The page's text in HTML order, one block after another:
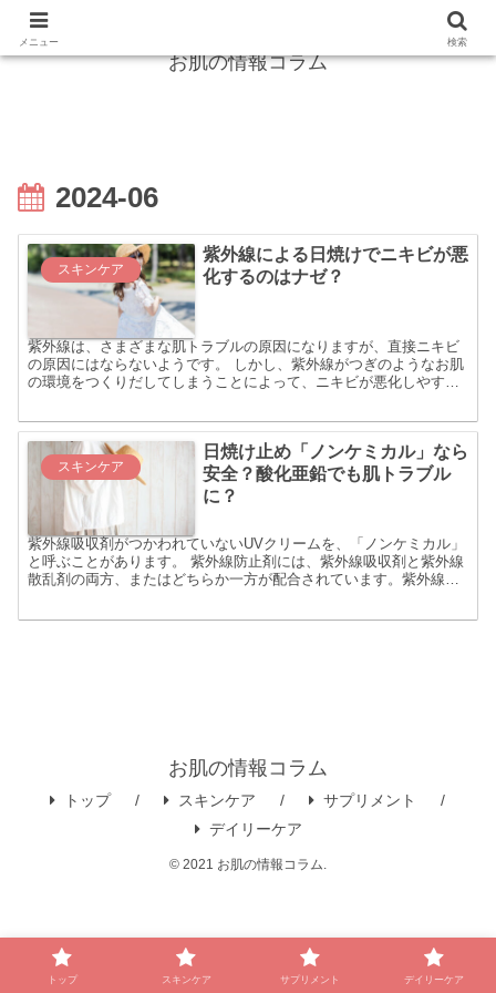
お肌の情報コラム
2024-06
スキンケア
紫外線による日焼けでニキビが悪
化するのはナゼ？
紫外線は、さまざまな肌トラブルの原因になりますが、直接ニキビ
の原因にはならないようです。 しかし、紫外線がつぎのようなお肌
の環境をつくりだしてしまうことによって、ニキビが悪化しやすく
スキンケア
日焼け止め「ノンケミカル」なら
安全？酸化亜鉛でも肌トラブル
に？
紫外線吸収剤がつかわれていないUVクリームを、「ノンケミカル」
と呼ぶことがあります。 紫外線防止剤には、紫外線吸収剤と紫外線
散乱剤の両方、またはどちらか一方が配合されています。紫外線吸
お肌の情報コラム
トップ スキンケア
サプリメント
デイリーケア
© 2021 お肌の情報コラム.
メニュー 検索
トップ スキンケア サプリメント デイリーケア